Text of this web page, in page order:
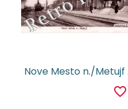
favorite_border